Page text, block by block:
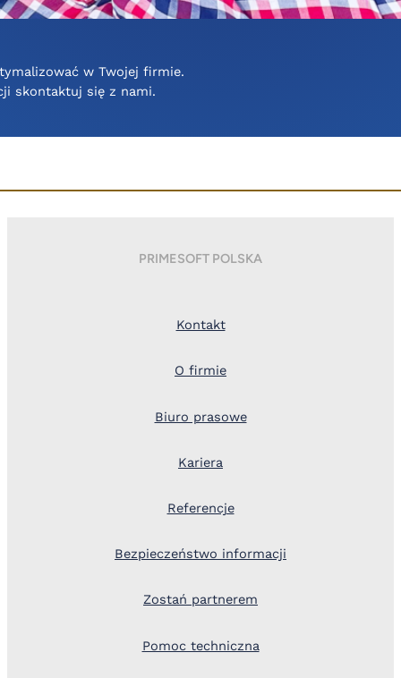
w Twojej firmie.
skontaktuj się z nami.
PRIMESOFT POLSKA
Kontakt
O firmie
Biuro prasowe
Kariera
Referencje
Bezpieczeństwo informacji
Zostań partnerem
Pomoc techniczna